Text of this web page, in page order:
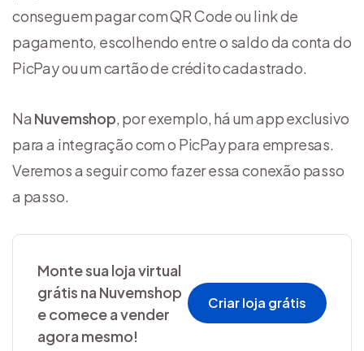
conseguem pagar com QR Code ou link de
pagamento, escolhendo entre o saldo da conta do
PicPay ou um cartão de crédito cadastrado.
Na Nuvemshop, por exemplo, há um app exclusivo
para a integração com o PicPay para empresas.
Veremos a seguir como fazer essa conexão passo
a passo.
Monte sua loja virtual
grátis na Nuvemshop
e comece a vender
agora mesmo!
Criar loja grátis